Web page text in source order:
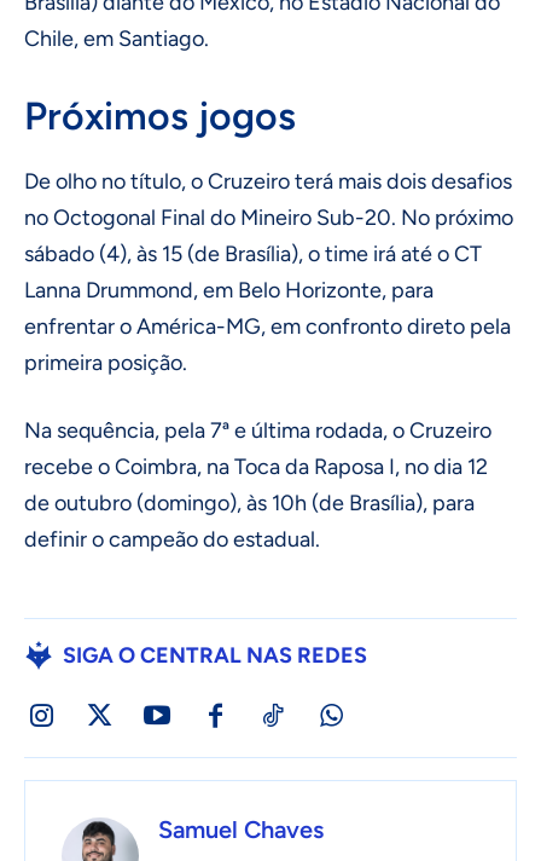
Chile, em Santiago.
Próximos jogos
De olho no título, o Cruzeiro terá mais dois desafios
no Octogonal Final do Mineiro Sub-20. No próximo
sábado (4), às 15 (de Brasília), o time irá até o CT
Lanna Drummond, em Belo Horizonte, para
enfrentar o América-MG, em confronto direto pela
primeira posição.
Na sequência, pela 7ª e última rodada, o Cruzeiro
recebe o Coimbra, na Toca da Raposa I, no dia 12
de outubro (domingo), às 10h (de Brasília), para
definir o campeão do estadual.
SIGA O CENTRAL NAS REDES
Samuel Chaves